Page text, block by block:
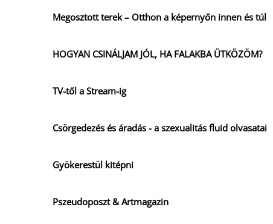
Megosztott terek – Otthon a képernyőn innen és túl
HOGYAN CSINÁLJAM JÓL, HA FALAKBA ÜTKÖZÖM?
TV-től a Stream-ig
Csörgedezés és áradás - a szexualitás fluid olvasatai
Gyökerestül kitépni
Pszeudoposzt & Artmagazin